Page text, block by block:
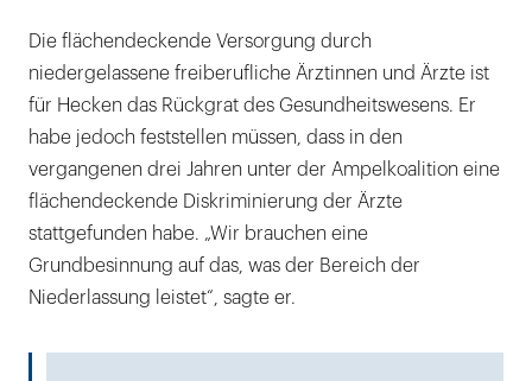
Die flächendeckende Versorgung durch
niedergelassene freiberufliche Ärztinnen und Ärzte ist
für Hecken das Rückgrat des Gesundheitswesens. Er
habe jedoch feststellen müssen, dass in den
vergangenen drei Jahren unter der Ampelkoalition eine
flächendeckende Diskriminierung der Ärzte
stattgefunden habe. „Wir brauchen eine
Grundbesinnung auf das, was der Bereich der
Niederlassung leistet“, sagte er.